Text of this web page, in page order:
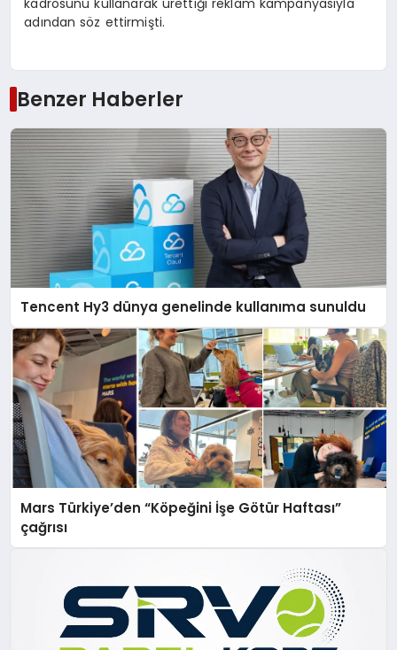
adından söz ettirmişti.
Benzer Haberler
Tencent Hy3 dünya genelinde kullanıma sunuldu
Mars Türkiye’den “Köpeğini İşe Götür Haftası”
çağrısı